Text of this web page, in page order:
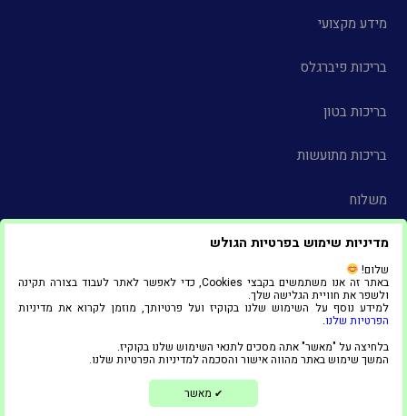
מדיניות שימוש בפרטיות הגולש
שלום!
באתר זה אנו משתמשים בקבצי Cookies, כדי לאפשר לאתר לעבוד בצורה תקינה
ולשפר את חוויית הגלישה שלך.
למידע נוסף על השימוש שלנו בקוקיז ועל פרטיותך, מוזמן לקרוא את מדיניות
הפרטיות שלנו.
בלחיצה על "מאשר" אתה מסכים לתנאי השימוש שלנו בקוקיז.
המשך שימוש באתר מהווה אישור והסכמה למדיניות הפרטיות שלנו.
✔ מאשר
מידע מקצועי
בריכות פיברגלס
בריכות בטון
בריכות מתועשות
משלוח
צור קשר
הצהרת נגישות
בניית אתרים ושיווק דיגיטלי